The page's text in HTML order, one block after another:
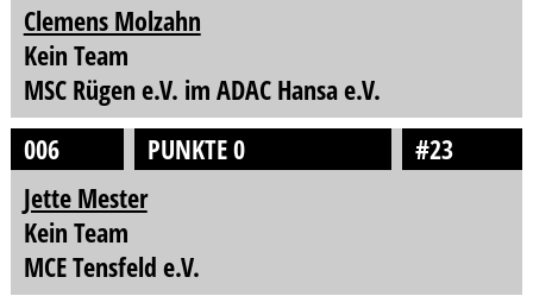
Clemens Molzahn
Kein Team
MSC Rügen e.V. im ADAC Hansa e.V.
006
PUNKTE 0
#23
Jette Mester
Kein Team
MCE Tensfeld e.V.